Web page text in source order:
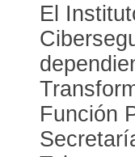
El
Función